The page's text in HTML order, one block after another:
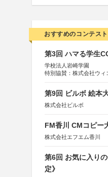
おすすめのコンテスト
第3回 ハマる学生
学校法人岩崎学園
特別協賛：株式会社ウィ
第9回 ビルボ 絵本
株式会社ビルボ
FM香川 CMコピー
株式会社エフエム香川
第6回 お気に入り
定》